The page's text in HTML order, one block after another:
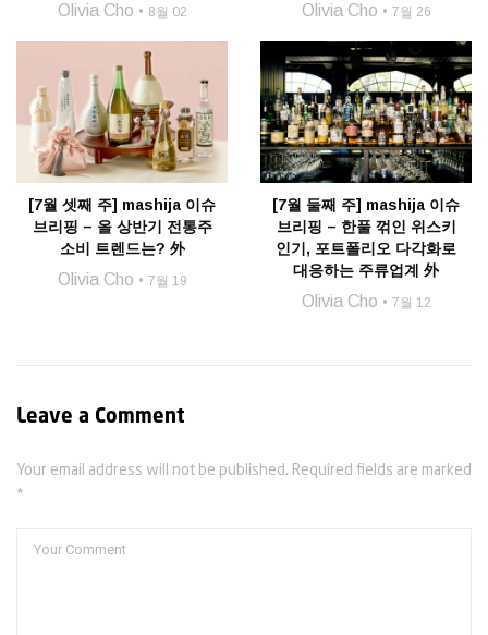
Olivia Cho 8월 02 Olivia Cho 7월 26
[7월 셋째 주] mashija 이슈
브리핑 – 올 상반기 전통주
소비 트렌드는? 外
Olivia Cho 7월 19
[7월 둘째 주] mashija 이슈
브리핑 – 한풀 꺾인 위스키
인기, 포트폴리오 다각화로
대응하는 주류업계 外
Olivia Cho 7월 12
Leave a Comment
Your email address will not be published. Required fields are marked
*